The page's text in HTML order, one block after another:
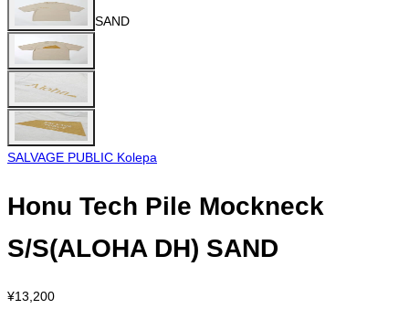
SAND
SALVAGE PUBLIC Kolepa
Honu Tech Pile Mockneck
S/S(ALOHA DH) SAND
¥13,200